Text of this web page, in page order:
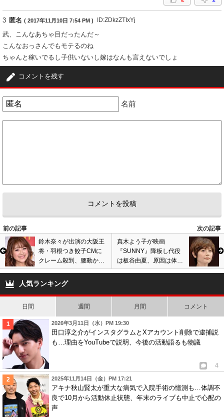
3 匿名 ( 2017年11月10日 7:54 PM ) ID:ZDkzZTIxYj
武、こんなあちゃ目だったんだ～
こんなおっさんでもモテるのね
ちゃんと稼いでるし子供いないし嫁はなんも言えないでしょ
週刊誌って、最初は怪しいな～程度の写真しか出さないから、みんな否定
不倫ネタばかりとって、なにがたのしいのかしら。
0
6 匿名 ( 2017年11月11日 9:27 AM ) ID:MjNjNmQ1Nm
弟と正反対なのかと思ったら同じだったｗ
7 匿名 ( 2017年11月11日 10:18 AM ) ID:N2EwMDJlNT
今回随分話題になってるなーとしか思わなかった。
5
8 匿名 ( 2017年11月12日 11:37 AM )
おっさんやん
1 0
コメントを残す
名前
前の記事
次の記事
鈴木奈々が出演の大阪王
将・羽根つき餃子CMに
クレーム殺到、腰動かす
姿が下品・不快の声!『餃
子の王将』にも批判の被
害で…
真木よう子が映画
『SUNNY』降板し代役
は板谷由夏、原因は体調
不良で精神不安定の情報
人気ランキング
日間 週間 月間 コメント
2026年3月11日（水）PM 19:30
田口淳之介がインスタグラムとXアカウント削除で逮捕説
も…理由をYouTubeで説明、今後の活動語るも物議
4
2025年11月14日（金）PM 17:21
アキナ秋山賢太が重大な病気で入院手術の憶測も…体調不
良で10月から活動休止状態、年末のライブも中止で心配の
声